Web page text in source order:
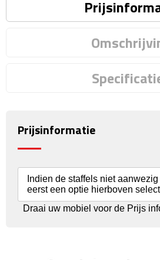
Rijbewijs- & kentekenhoezen
USB autoladers
Veiligheidshamers
Prijsinformatie
Indien de staffels niet
eerst een optie hierboven
Draai uw mobiel voor de Prijs